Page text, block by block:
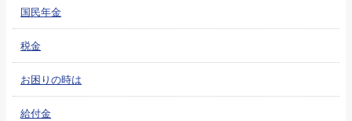
国民年金
税金
お困りの時は
給付金